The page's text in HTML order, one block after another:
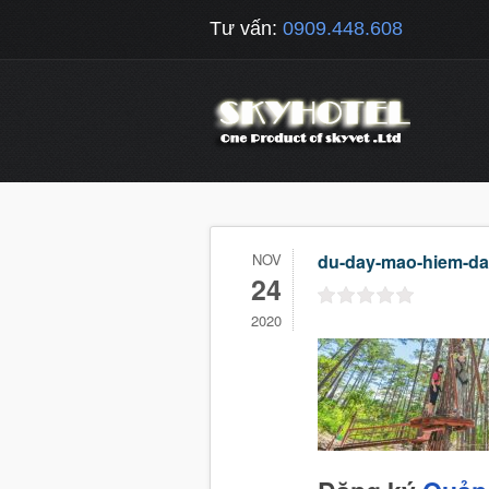
Tư vấn: 0909.448.608
NOV
24
2020
du-day-mao-hiem-